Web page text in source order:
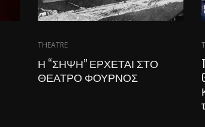
THEATRE
Η “ΣΗΨΗ” ΕΡΧΕΤΑΙ ΣΤΟ
ΘΕΑΤΡΟ ΦΟΥΡΝΟΣ